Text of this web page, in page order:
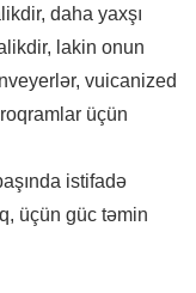
daha yaxşı
lakin onun
vuicanized
üçün
istifadə
üçün güc təmin